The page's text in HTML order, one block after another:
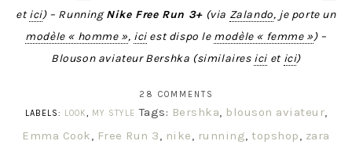
etici) – RunningNike Free Run 3+(via Zalando, je porte un
modèle « homme », iciest dispo le modèle « femme ») –
Blouson aviateur Bershka (similaires ici et ici)
28 COMMENTS
LABELS: LOOK, MY STYLE Tags: Bershka, blouson aviateur,
Emma Cook, Free Run 3, nike, running,topshop, zara